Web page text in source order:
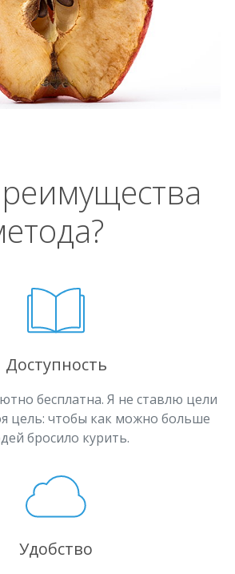
Доступность
бесплатна. Я не ставлю цели
цель: чтобы как можно больше
бросило курить.
Удобство